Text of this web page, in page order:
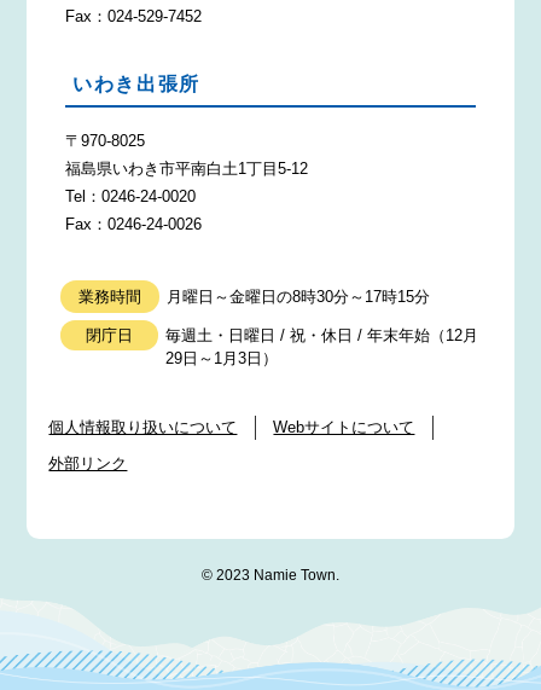
Fax：024-529-7452
いわき出張所
〒970-8025
福島県いわき市平南白土1丁目5-12
Tel：0246-24-0020
Fax：0246-24-0026
業務時間 月曜日～金曜日の8時30分～17時15分
閉庁日
毎週土・日曜日 / 祝・休日 / 年末年始（12月
29日～1月3日）
個人情報取り扱いについて
Webサイトについて
外部リンク
© 2023 Namie Town.